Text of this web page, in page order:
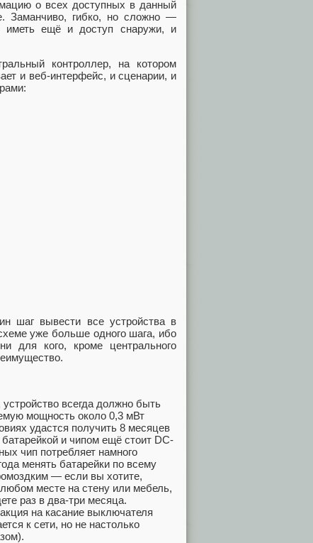
о всех доступных в данный
Заманчиво, гибко, но сложно —
иметь ещё и доступ снаружи, и
контроллер, на котором
и веб-интерфейс, и сценарии, и
шаг вывести все устройства в
уже больше одного шага, ибо
для кого, кроме центрального
всегда должно быть
мощность около 0,3 мВт
удастся получить 8 месяцев
и чипом ещё стоит DC-
чип потребляет намного
менять батарейки по всему
— если вы хотите,
месте на стену или мебель,
раз в два-три месяца.
на касание выключателя
к сети, но не настолько